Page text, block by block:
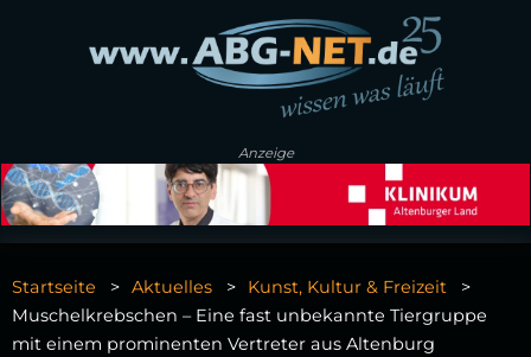
Anzeige
Startseite Aktuelles
Kunst, Kultur & Freizeit
Muschelkrebschen – Eine fast unbekannte Tiergruppe
mit einem prominenten Vertreter aus Altenburg